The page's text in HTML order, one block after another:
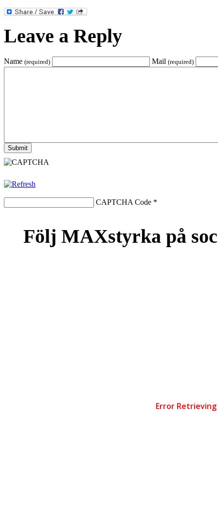
Leave a Reply
Name (required) Mail (required)
CAPTCHA Code *
Följ MAXstyrka på